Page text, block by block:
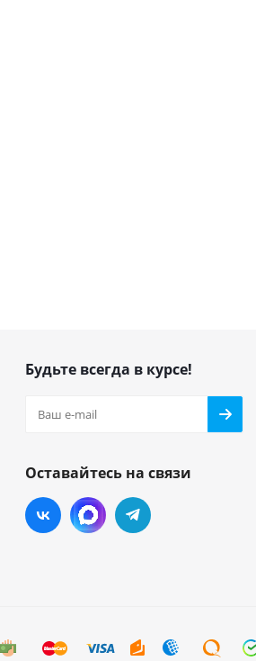
Будьте всегда в курсе!
Оставайтесь на связи